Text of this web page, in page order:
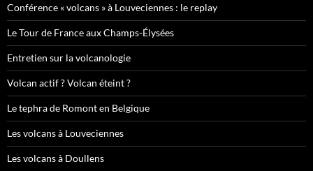
Conférence « volcans » à Louveciennes : le replay
Le Tour de France aux Champs-Élysées
Entretien sur la volcanologie
Volcan actif ? Volcan éteint ?
Le tephra de Romont en Belgique
Les volcans à Louveciennes
Les volcans à Doullens